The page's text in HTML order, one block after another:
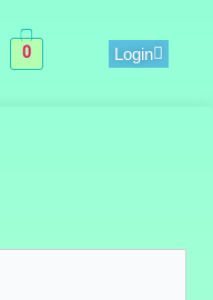
0 Login